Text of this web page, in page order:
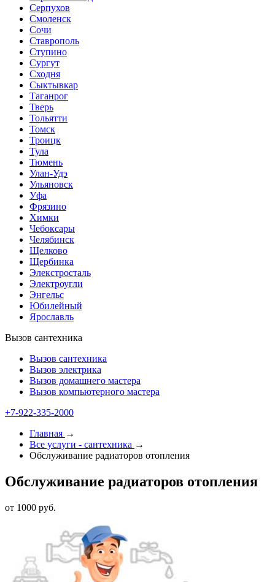
Серпухов
Смоленск
Сочи
Ставрополь
Ступино
Сургут
Сходня
Сыктывкар
Таганрог
Тверь
Тольятти
Томск
Троицк
Тула
Тюмень
Улан-Удэ
Ульяновск
Уфа
Фрязино
Химки
Чебоксары
Челябинск
Щелково
Щербинка
Элекстросталь
Электроугли
Энгельс
Юбилейный
Ярославль
Вызов сантехника
Вызов сантехника
Вызов электрика
Вызов домашнего мастера
Вызов компьютерного мастера
+7-922-335-2000
Главная →
Все услуги - cантехника →
Обслуживание радиаторов отопления
Обслуживание радиаторов отопления
от 1000 руб.